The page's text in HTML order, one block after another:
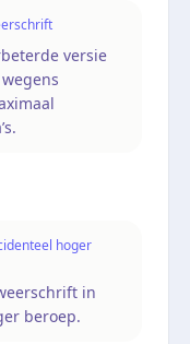
versie
hoger
in
beroep.